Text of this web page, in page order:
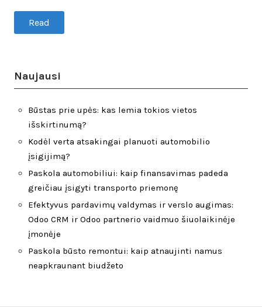
Read
Naujausi
Būstas prie upės: kas lemia tokios vietos
išskirtinumą?
Kodėl verta atsakingai planuoti automobilio
įsigijimą?
Paskola automobiliui: kaip finansavimas padeda
greičiau įsigyti transporto priemonę
Efektyvus pardavimų valdymas ir verslo augimas:
Odoo CRM ir Odoo partnerio vaidmuo šiuolaikinėje
įmonėje
Paskola būsto remontui: kaip atnaujinti namus
neapkraunant biudžeto